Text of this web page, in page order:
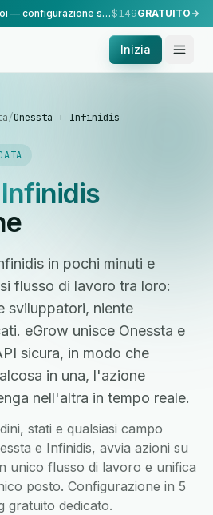
Configurazione gestita da noi — configurazione standard, eseguita dal nostro team.$149GRATUITO
Inizia
/Onessta + Infinidis
Infinidis
in pochi minuti e
flusso di lavoro tra loro:
sviluppatori, niente
eGrow unisce Onessta e
sicura, in modo che
in una, l'azione
nell'altra in tempo reale.
stati e qualsiasi campo
e Infinidis, avvia azioni su
unico flusso di lavoro e unifica
posto. Configurazione in 5
gratuito dedicato.